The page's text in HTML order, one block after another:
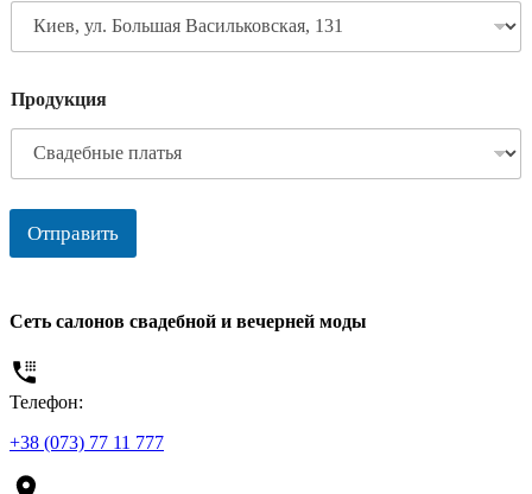
Продукция
Отправить
Сеть салонов свадебной и вечерней моды
Телефон:
+38 (073) 77 11 777